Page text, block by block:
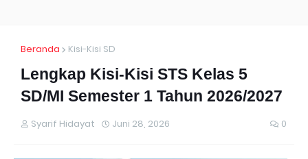
Beranda Kisi-Kisi SD
Lengkap Kisi-Kisi STS Kelas 5
SD/MI Semester 1 Tahun 2026/2027
Syarif Hidayat Juni 28, 2026 0